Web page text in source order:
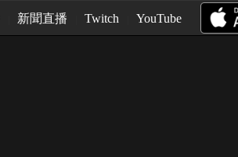
新聞直播 Twitch YouTube